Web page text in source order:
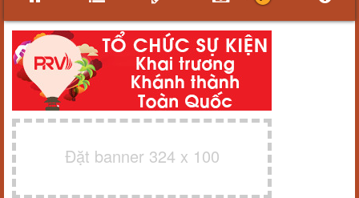
Đặt banner 324 x 100